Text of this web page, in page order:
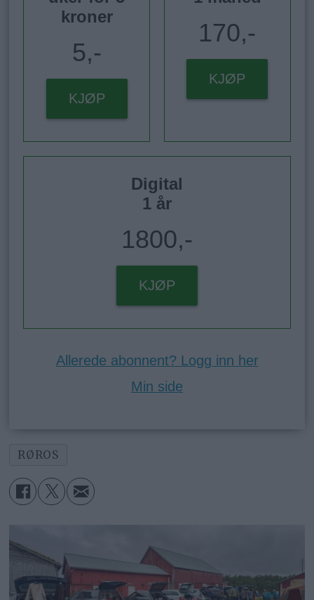
kroner
5,-
KJØP
170,-
KJØP
Digital
1 år
1800,-
KJØP
Allerede abonnent? Logg inn her
Min side
RØROS